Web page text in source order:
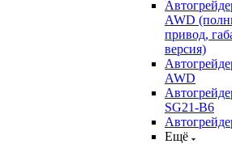
AWD
привод,
версия)
AWD
SG21-B6
Ещё